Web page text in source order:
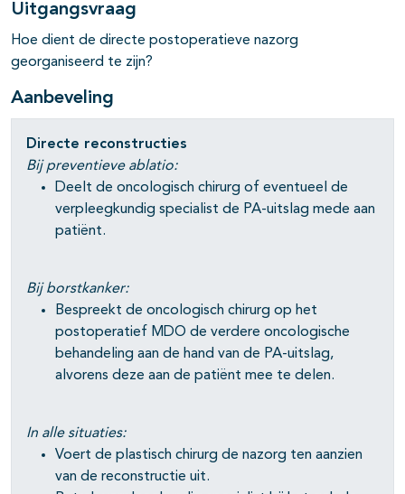
open- en dichtklappen
Uitgangsvraag
Hoe dient de directe postoperatieve nazorg
georganiseerd te zijn?
Aanbeveling
Directe reconstructies
Bij preventieve ablatio:
Deelt de oncologisch chirurg of eventueel de
verpleegkundig specialist de PA-uitslag mede aan
patiënt.
Bij borstkanker:
Bespreekt de oncologisch chirurg op het
postoperatief MDO de verdere oncologische
behandeling aan de hand van de PA-uitslag,
alvorens deze aan de patiënt mee te delen.
In alle situaties:
Voert de plastisch chirurg de nazorg ten aanzien
van de reconstructie uit.